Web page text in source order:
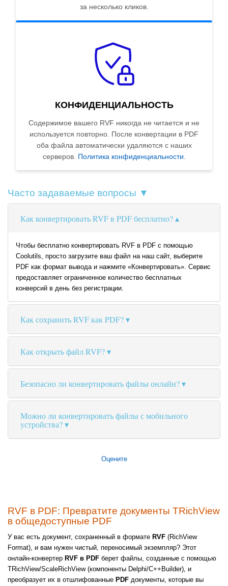
за несколько кликов.
КОНФИДЕНЦИАЛЬНОСТЬ
Содержимое вашего RVF никогда не читается и не
используется повторно. После конвертации в PDF
оба файла автоматически удаляются с наших
серверов. Политика конфиденциальности.
Часто задаваемые вопросы ▼
Как конвертировать RVF в PDF бесплатно?
Чтобы бесплатно конвертировать RVF в PDF с помощью
Coolutils, просто загрузите ваш файл на наш сайт, выберите
PDF как формат вывода и нажмите «Конвертировать». Сервис
предоставляет ограниченное количество бесплатных
конверсий в день без регистрации.
Как сохранить RVF как PDF?
Как открыть файл RVF?
Безопасно ли конвертировать файлы онлайн?
Можно ли конвертировать файлы с мобильного
устройства?
Оцените
RVF в PDF: Превратите документы TRichView
в общедоступные PDF
У вас есть документ, сохраненный в формате RVF (RichView
Format), и вам нужен чистый, переносимый экземпляр? Этот
онлайн-конвертер RVF в PDF берет файлы, созданные с помощью
TRichView/ScaleRichView (компоненты Delphi/C++Builder), и
преобразует их в отшлифованные PDF документы, которые вы